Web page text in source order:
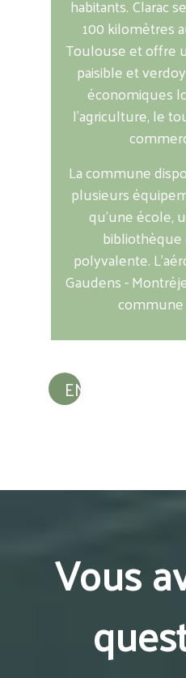
habitants. Clarac
100 kilomètres
Toulouse et offre
paisible et
économiques
l'agriculture, le
La commune
plusieurs
qu'une école,
polyvalente.
Gaudens -
commune
EN DÉCOUVRIR
Vous